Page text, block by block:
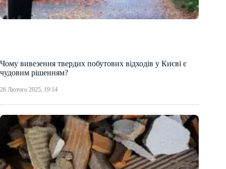
Чому вивезення твердих побутових відходів у Києві є
чудовим рішенням?
26 Лютого 2025, 19:14